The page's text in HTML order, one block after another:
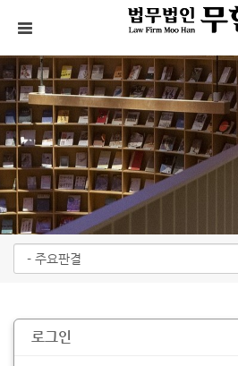
메뉴 건너뛰기
로그인